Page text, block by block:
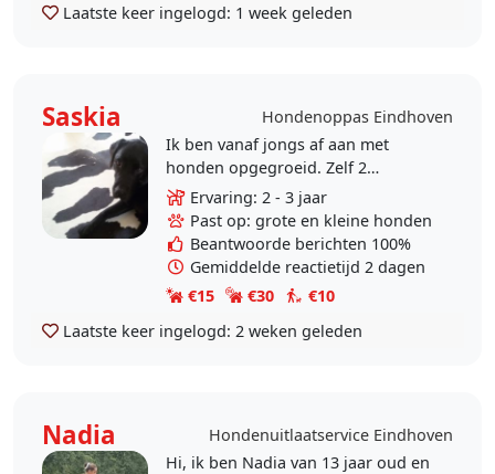
Laatste keer ingelogd: 1 week geleden
Saskia
Hondenoppas Eindhoven
Ik ben vanaf jongs af aan met
honden opgegroeid. Zelf 2
labradors gehad. Hiermee puppy
cursus en andere cursussen
meegedaan. Door mijn scheiding
kan..
Ervaring: 2 - 3 jaar
Past op: grote en kleine honden
Beantwoorde berichten 100%
Gemiddelde reactietijd 2 dagen
€15
€30
€10
Laatste keer ingelogd: 2 weken geleden
Nadia
Hondenuitlaatservice Eindhoven
Hi, ik ben Nadia van 13 jaar oud en